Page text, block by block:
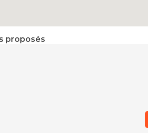
proposés